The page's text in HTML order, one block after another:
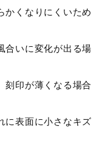
かくなりにくいため
合いに変化が出る場
刻印が薄くなる場合
に表面に小さなキズ